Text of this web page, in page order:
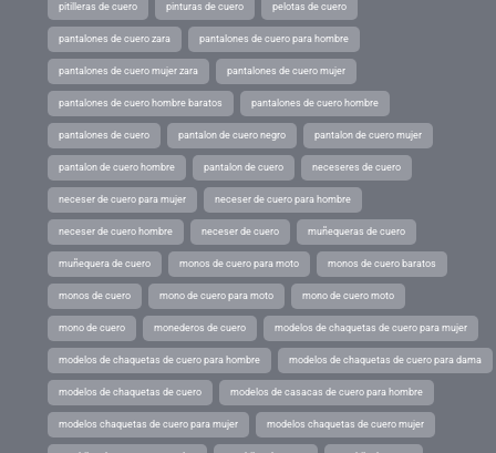
pitilleras de cuero pinturas de cuero pelotas de cuero
pantalones de cuero zara pantalones de cuero para hombre
pantalones de cuero mujer zara pantalones de cuero mujer
pantalones de cuero hombre baratos pantalones de cuero hombre
pantalones de cuero pantalon de cuero negro pantalon de cuero mujer
pantalon de cuero hombre pantalon de cuero neceseres de cuero
neceser de cuero para mujer neceser de cuero para hombre
neceser de cuero hombre neceser de cuero muñequeras de cuero
muñequera de cuero monos de cuero para moto monos de cuero baratos
monos de cuero mono de cuero para moto mono de cuero moto
mono de cuero monederos de cuero modelos de chaquetas de cuero para mujer
modelos de chaquetas de cuero para hombre modelos de chaquetas de cuero para dama
modelos de chaquetas de cuero modelos de casacas de cuero para hombre
modelos chaquetas de cuero para mujer modelos chaquetas de cuero mujer